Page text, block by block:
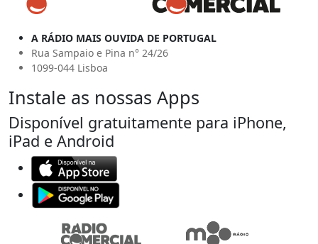
A RÁDIO MAIS OUVIDA DE PORTUGAL
Rua Sampaio e Pina n° 24/26
1099-044 Lisboa
Instale as nossas Apps
Disponível gratuitamente para iPhone,
iPad e Android